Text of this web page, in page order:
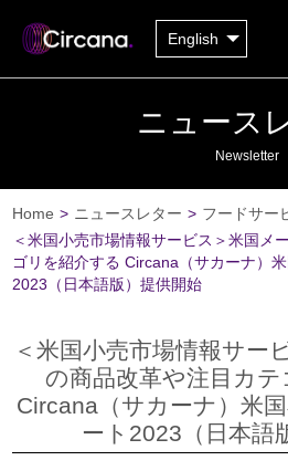
English
ニュース
Newsletter
Home > ニュースレター > フードサー
＜米国小売市場情報サービス＞米国メ
ゴリを紹介する Circana（サカーナ）
2023（日本語版）提供開始
＜米国小売市場情報サー
の商品改革や注目カ
Circana（サカーナ）米
ート2023（日本語